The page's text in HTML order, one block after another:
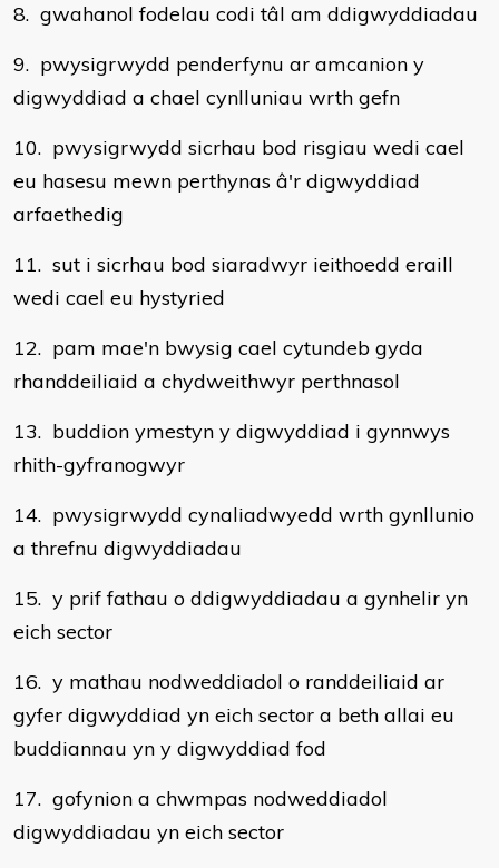
8. gwahanol fodelau codi tâl am ddigwyddiadau
9. pwysigrwydd penderfynu ar amcanion y
digwyddiad a chael cynlluniau wrth gefn
10. pwysigrwydd sicrhau bod risgiau wedi cael
eu hasesu mewn perthynas â'r digwyddiad
arfaethedig
11. sut i sicrhau bod siaradwyr ieithoedd eraill
wedi cael eu hystyried
12. pam mae'n bwysig cael cytundeb gyda
rhanddeiliaid a chydweithwyr perthnasol
13. buddion ymestyn y digwyddiad i gynnwys
rhith-gyfranogwyr
14. pwysigrwydd cynaliadwyedd wrth gynllunio
a threfnu digwyddiadau
15. y prif fathau o ddigwyddiadau a gynhelir yn
eich sector
16. y mathau nodweddiadol o randdeiliaid ar
gyfer digwyddiad yn eich sector a beth allai eu
buddiannau yn y digwyddiad fod
17. gofynion a chwmpas nodweddiadol
digwyddiadau yn eich sector